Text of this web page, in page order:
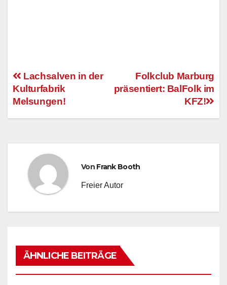
Beitragsnavigation
Folkclub Marburg
präsentiert: BalFolk im
KFZ!
Lachsalven in der
Kulturfabrik
Melsungen!
Von Frank Booth
Freier Autor
ÄHNLICHE BEITRÄGE